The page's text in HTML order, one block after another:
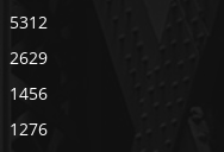
5312
2629
1456
1276